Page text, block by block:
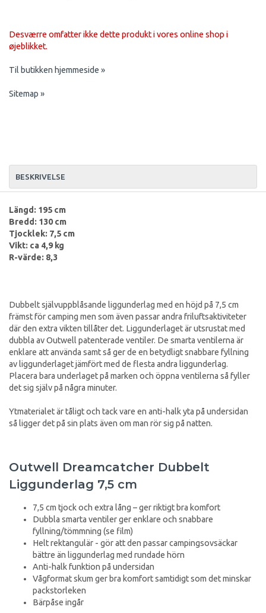
Desværre omfatter ikke dette produkt i vores online shop i
øjeblikket.
Til butikken hjemmeside »
Sitemap »
BESKRIVELSE
Längd: 195 cm
Bredd: 130 cm
Tjocklek: 7,5 cm
Vikt: ca 4,9 kg
R-värde: 8,3
Dubbelt självuppblåsande liggunderlag med en höjd på 7,5 cm
främst för camping men som även passar andra friluftsaktiviteter
där den extra vikten tillåter det. Liggunderlaget är utsrustat med
dubbla av Outwell patenterade ventiler. De smarta ventilerna är
enklare att använda samt så ger de en betydligt snabbare fyllning
av liggunderlaget jämfört med de flesta andra liggunderlag.
Placera bara underlaget på marken och öppna ventilerna så fyller
det sig själv på några minuter.
Ytmaterialet är tåligt och tack vare en anti-halk yta på undersidan
så ligger det på sin plats även om man rör sig på natten.
Outwell Dreamcatcher Dubbelt
Liggunderlag 7,5 cm
7,5 cm tjock och extra lång – ger riktigt bra komfort
Dubbla smarta ventiler ger enklare och snabbare
fyllning/tömmning (se film)
Helt rektangulär - gör att den passar campingsovsäckar
bättre än liggunderlag med rundade hörn
Anti-halk funktion på undersidan
Vågformat skum ger bra komfort samtidigt som det minskar
packstorleken
Bärpåse ingår